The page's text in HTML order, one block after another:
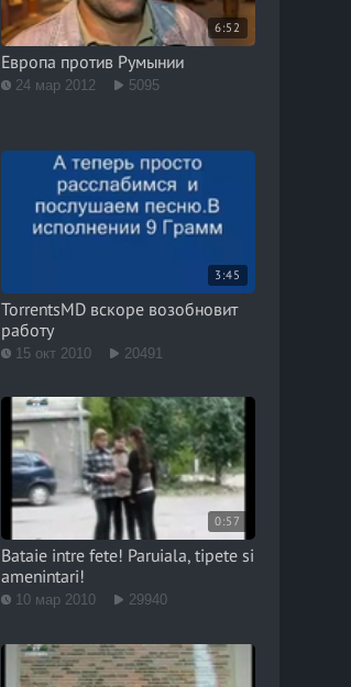
6:52
Европа против Румынии
24 мар 2012 5095
3:45
TorrentsMD вскоре возобновит
работу
15 окт 2010 20491
0:57
Bataie intre fete! Paruiala, tipete si
amenintari!
10 мар 2010 29940